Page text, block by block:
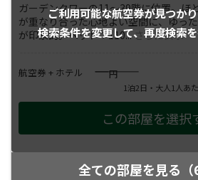
ご利用可能な航空券が見つか
検索条件を変更して、再度検索
ガーデンタワーの11～39階に位置。ほ
が重なり合った心地よい空間に、ゆっ
が印象的。ベッド：110...さらに表示
航空券 + ホテル ――――円
1泊2日・大人1人あ
全ての部屋を見る（